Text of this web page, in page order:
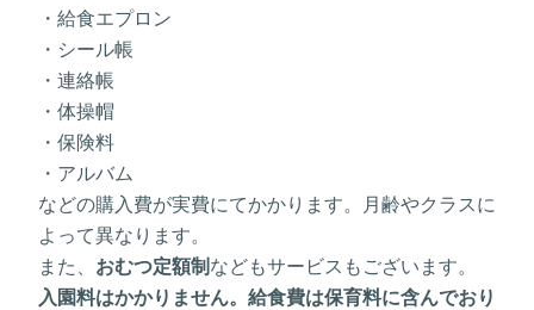
・給食エプロン
・シール帳
・連絡帳
・体操帽
・保険料
・アルバム
などの購入費が実費にてかかります。月齢やクラスに
よって異なります。
また、 おむつ定額制などもサービスもございます。
入園料はかかりません。 給食費は保育料に含んでおり